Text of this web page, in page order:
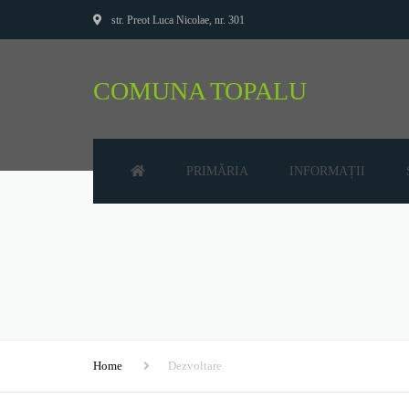
str. Preot Luca Nicolae, nr. 301
COMUNA TOPALU
PRIMĂRIA
PREZENTARE LOCALĂ
INFORMAȚII
DISPOZIȚII
Home Dezvoltare